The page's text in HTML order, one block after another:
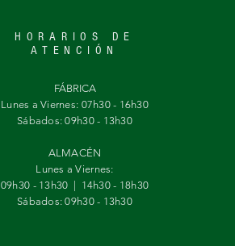
HORARIOS DE
ATENCIÓN
FÁBRICA
Lunes a Viernes: 07h30 - 16h30
Sábados:09h30 - 13h30
ALMACÉN
Lunes a Viernes:
09h30 - 13h30 | 14h30 - 18h30
Sábados:09h30 - 13h30